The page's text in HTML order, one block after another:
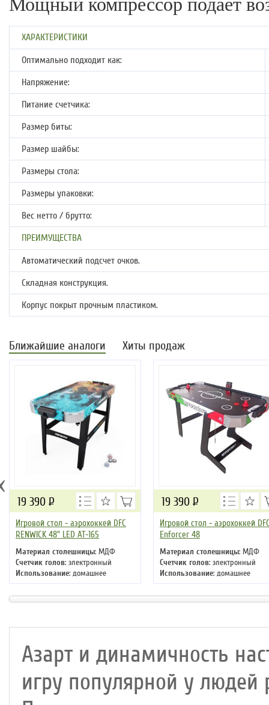
Мощный компрессор подает
ХАРАКТЕРИСТИКИ
Оптимально подходит как:
Напряжение:
Питание счетчика:
Размер биты:
Размер шайбы:
Размеры стола:
Размеры упаковки:
Вес нетто / брутто:
ПРЕИМУЩЕСТВА
Автоматический подсчет очков.
Складная конструкция.
Корпус покрыт прочным пластиком.
Ближайшие аналоги Хиты продаж
Игровой стол - аэрохоккей DFC
RENWICK 48" LED AT-165
Материал столешницы: МДФ
Счетчик голов: электронный
Использование: домашнее
Длина: 122
Ширина: 61
Высота: 82 см
19 390 Р
Игровой стол - аэрохоккей
Enforcer 48
Материал столешницы: МДФ
Счетчик голов: электронный
Использование: домашнее
Длина: 122
Ширина: 61
Высота: 72 см
19 390 Р
Азарт и динамичность
игру популярной у людей